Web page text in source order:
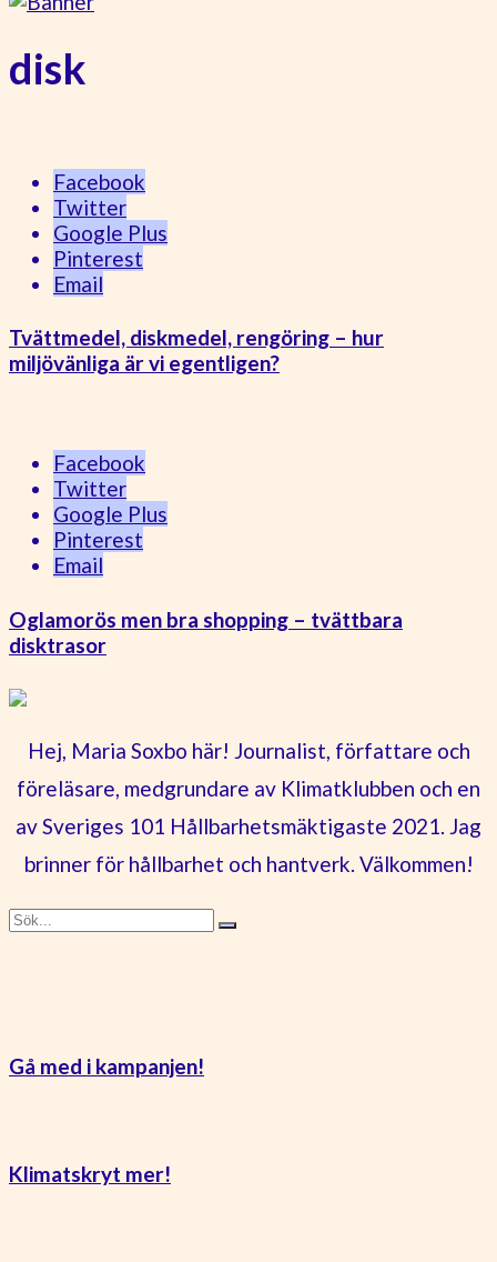
disk
Facebook
Twitter
Google Plus
Pinterest
Email
Tvättmedel, diskmedel, rengöring – hur
miljövänliga är vi egentligen?
Facebook
Twitter
Google Plus
Pinterest
Email
Oglamorös men bra shopping – tvättbara
disktrasor
Hej, Maria Soxbo här! Journalist, författare och
föreläsare, medgrundare av Klimatklubben och en
av Sveriges 101 Hållbarhetsmäktigaste 2021. Jag
brinner för hållbarhet och hantverk. Välkommen!
Gå med i kampanjen!
Klimatskryt mer!